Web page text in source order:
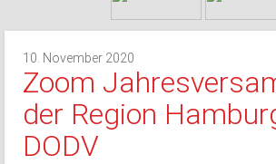
10. November 2020
Zoom
der Region
DODV